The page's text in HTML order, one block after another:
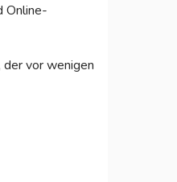
Online-
vor wenigen